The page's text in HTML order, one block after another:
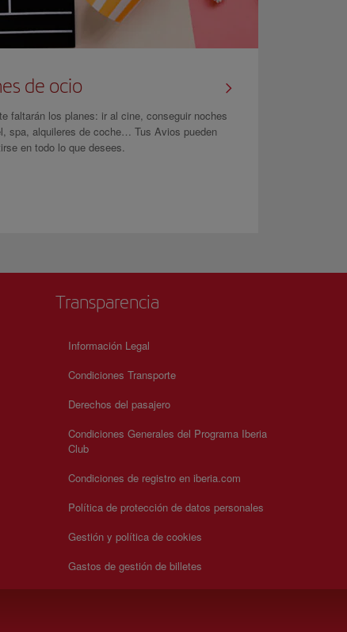
de ocio
faltarán los planes: ir al cine, conseguir noches
spa, alquileres de coche… Tus Avios pueden
en todo lo que desees.
Transparencia
Información Legal
Condiciones Transporte
Derechos del pasajero
Condiciones Generales del Programa Iberia
Club
Condiciones de registro en iberia.com
Política de protección de datos personales
Gestión y política de cookies
Gastos de gestión de billetes